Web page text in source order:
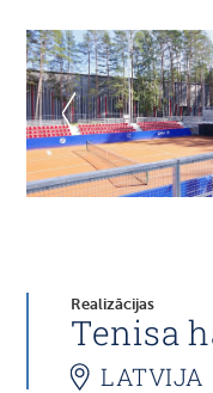
Realizācijas
Tenisa
LATVIJA